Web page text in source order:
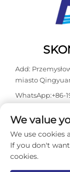
Add:
miasto
WhatsApp:+86-
E-mail:[email
Prawa
Equipment Co.,
We value
We use cookies
If you don't
cookies.